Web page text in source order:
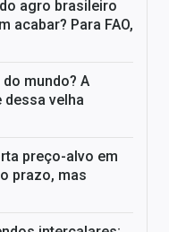
agro brasileiro
acabar? Para FAO,
mundo? A
dessa velha
preço-alvo em
prazo, mas